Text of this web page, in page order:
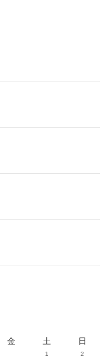
金 土 日
1
2